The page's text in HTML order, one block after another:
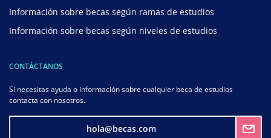
Información sobre becas según ramas de estudios
Información sobre becas según niveles de estudios
CONTÁCTANOS
Si necesitas ayuda o información sobre cualquier beca de estudios
contacta con nosotros.
hola@becas.com